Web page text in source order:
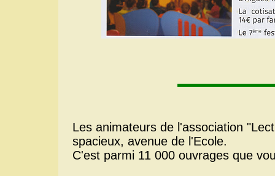
Les animateurs de l'association
spacieux, avenue de l'Ecole.
C'est parmi 11 000 ouvrages que